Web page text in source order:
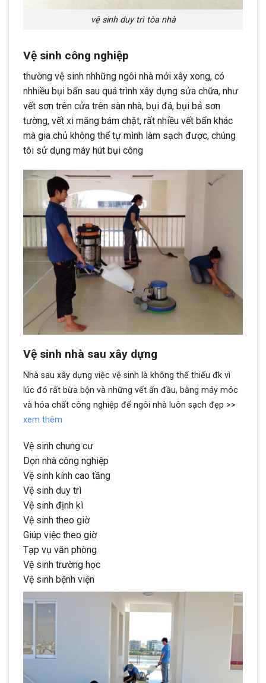
vệ sinh duy trì tòa nhà
Vệ sinh công nghiệp
thường vệ sinh nhhững ngôi nhà mới xây xong, có
nhhiều bụi bẩn sau quá trình xây dựng sửa chữa, như
vết sơn trên cửa trên sàn nhà, bụi đá, bụi bả sơn
tường, vết xi măng bám chặt, rất nhiều vết bẩn khác
mà gia chủ không thể tự mình làm sạch được, chúng
tôi sử dụng máy hút bụi công
Vệ sinh nhà sau xây dựng
Nhà sau xây dựng việc vệ sinh là không thể thiếu đk vì
lúc đó rất bừa bộn và những vết ẩn đầu, bằng máy móc
và hóa chất công nghiệp để ngôi nhà luôn sạch đẹp >>
xem thêm
Vệ sinh chung cư
Dọn nhà công nghiệp
Vệ sinh kính cao tầng
Vệ sinh duy trì
Vệ sinh định kì
Vệ sinh theo giờ
Giúp việc theo giờ
Tạp vụ văn phòng
Vệ sinh trường học
Vệ sinh bệnh viện